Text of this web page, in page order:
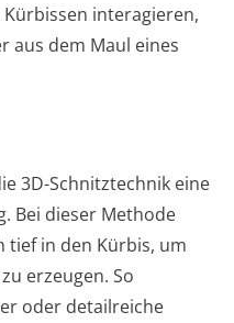
interagieren,
aus dem Maul eines
3D-Schnitztechnik eine
Bei dieser Methode
tief in den Kürbis, um
erzeugen. So
oder detailreiche